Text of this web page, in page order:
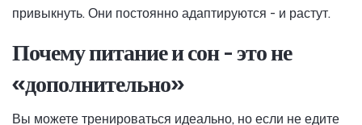
привыкнуть. Они постоянно адаптируются - и растут.
Почему питание и сон - это не
«дополнительно»
Вы можете тренироваться идеально, но если не едите